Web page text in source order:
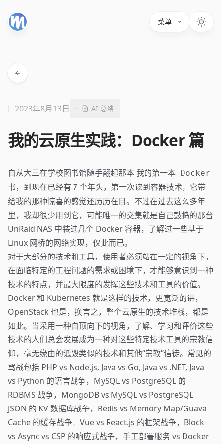
菜单
我的云原生实践：Docker 篇
2023年8月13日 · AI 总结
自从大三在学校图书馆随手翻起那本 我的第一本 Docker
书，到现在已经有 7 个年头，第一次读到容器技术，它带
给我的那种惊喜的感觉还历历在目。不过在过去这么多年
里，我却很少用到它，可能唯一的交集就是自己鼓捣的那台
UnRaid NAS 中装过几个 Docker 容器，了解过一些基于
Linux 网桥的网络实现，仅此而已。
对于大部分的技术和工具，使用者必须站在一定的视角下，
在面临特定的工程问题的需求或困境下，才能够意识到一种
技术的特点，并最大限度的发挥这些技术和工具的价值。
Docker 和 Kubernetes 就是这样的技术，更宽泛的讲，
OpenStack 也是，换言之，整个云原生的技术堆栈，都是
如此。当采用一种自顶向下的视角，了解、学习和评价这些
技术的人们总会发展成为一种对这些特定技术工具的宗教信
仰，毫无缘由的诋毁类似的技术和其他“宗教”信徒。常见的
骂战包括 PHP vs Node.js, Java vs Go, Java vs .NET, Java
vs Python 的语言战争，MySQL vs PostgreSQL 的
RDBMS 战争，MongoDB vs MySQL vs PostgreSQL
JSON 的 KV 数据库战争，Redis vs Memory Map/Guava
Cache 的缓存战争，Vue vs React.js 的框架战争，Block
vs Async vs CSP 的响应式战争，手工部署服务 vs Docker